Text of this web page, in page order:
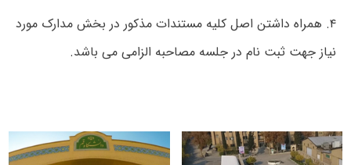
۴. همراه داشتن اصل کلیه مستندات مذکور در بخش مدارک مورد
نیاز جهت ثبت نام در جلسه مصاحبه الزامی می باشد.